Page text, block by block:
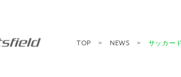
TOP NEWS サッカー